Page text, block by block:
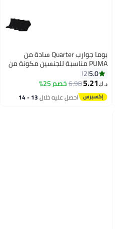
بوما جوارب Quarter سادة من
PUMA مناسبة للجنسين مكونة من
4 قطع 5.0
2
د.ك‏5.21
6.98خصم 25%
احصل عليه خلال 13 - 14